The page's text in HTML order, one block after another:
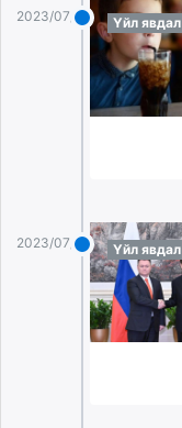
2023/07/17 Үйл явдал
2023/07/17 Үйл явдал